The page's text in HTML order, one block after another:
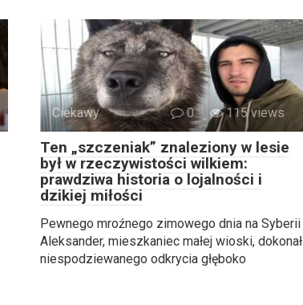
Ciekawy 0 115 views
Ten „szczeniak” znaleziony w lesie
był w rzeczywistości wilkiem:
prawdziwa historia o lojalności i
dzikiej miłości
Pewnego mroźnego zimowego dnia na Syberii
Aleksander, mieszkaniec małej wioski, dokonał
niespodziewanego odkrycia głęboko